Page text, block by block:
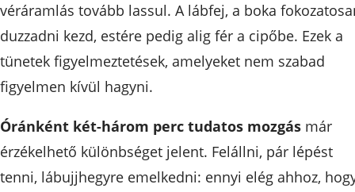
véráramlás tovább lassul. A lábfej, a boka
duzzadni kezd, estére pedig alig fér a cipőbe. Ezek a
tünetek figyelmeztetések, amelyeket nem szabad
figyelmen kívül hagyni.
Óránként két-három perc tudatos mozgás már
érzékelhető különbséget jelent. Felállni, pár lépést
tenni, lábujjhegyre emelkedni: ennyi elég ahhoz,